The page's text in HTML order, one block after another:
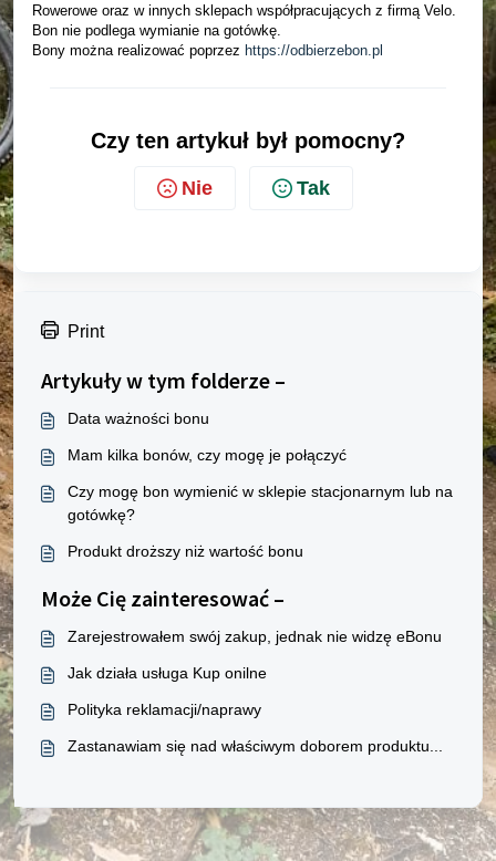
Rowerowe oraz w innych sklepach współpracujących z firmą Velo.
Bon nie podlega wymianie na gotówkę.
Bony można realizować poprzez https://odbierzebon.pl
Czy ten artykuł był pomocny?
Nie Tak
Print
Artykuły w tym folderze –
Data ważności bonu
Mam kilka bonów, czy mogę je połączyć
Czy mogę bon wymienić w sklepie stacjonarnym lub na
gotówkę?
Produkt droższy niż wartość bonu
Może Cię zainteresować –
Zarejestrowałem swój zakup, jednak nie widzę eBonu
Jak działa usługa Kup onilne
Polityka reklamacji/naprawy
Zastanawiam się nad właściwym doborem produktu...